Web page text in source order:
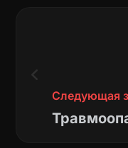
Следующая